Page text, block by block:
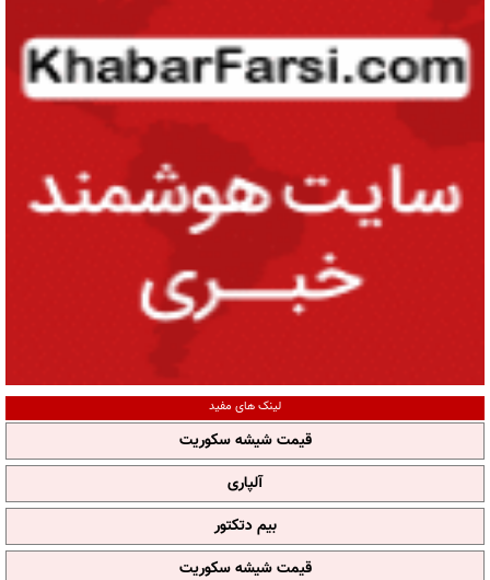
لینک های مفید
قیمت شیشه سکوریت
آلپاری
بیم دتکتور
قیمت شیشه سکوریت